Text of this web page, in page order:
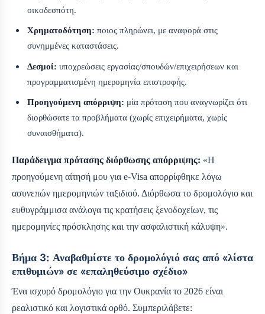
οικοδεσπότη.
Χρηματοδότηση: ποιος πληρώνει, με αναφορά στις
συνημμένες καταστάσεις.
Δεσμοί: υποχρεώσεις εργασίας/σπουδών/επιχειρήσεων και
προγραμματισμένη ημερομηνία επιστροφής.
Προηγούμενη απόρριψη: μία πρόταση που αναγνωρίζει ότι
διορθώσατε τα προβλήματα (χωρίς επιχειρήματα, χωρίς
συναισθήματα).
Παράδειγμα πρότασης διόρθωσης απόρριψης: «Η
προηγούμενη αίτησή μου για e-Visa απορρίφθηκε λόγω
ασυνεπών ημερομηνιών ταξιδιού. Διόρθωσα το δρομολόγιο και
ευθυγράμμισα ανάλογα τις κρατήσεις ξενοδοχείων, τις
ημερομηνίες πρόσκλησης και την ασφαλιστική κάλυψη».
Βήμα 3: Αναβαθμίστε το δρομολόγιό σας από «λίστα
επιθυμιών» σε «επαληθεύσιμο σχέδιο»
Ένα ισχυρό δρομολόγιο για την Ουκρανία το 2026 είναι
ρεαλιστικό και λογιστικά ορθό. Συμπεριλάβετε: